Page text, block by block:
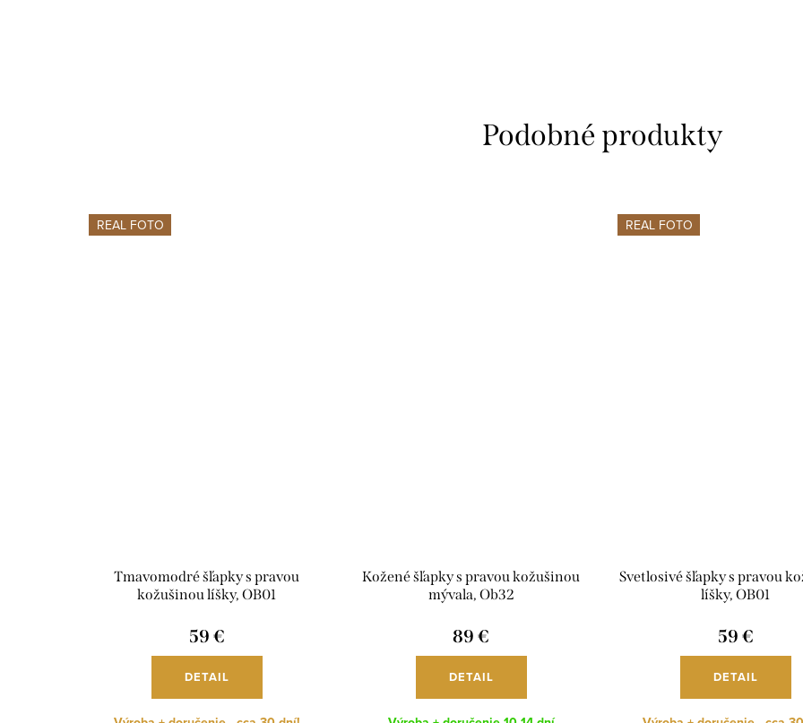
REAL FOTO
Tmavomodré šľapky s pravou
kožušinou líšky, OB01
59 €
DETAIL
Kožené šľapky s pravou kožušinou
mývala, Ob32
89 €
DETAIL
REAL FOTO
Svetlosivé šľapky s pravou
líšky, OB01
59 €
DETAIL